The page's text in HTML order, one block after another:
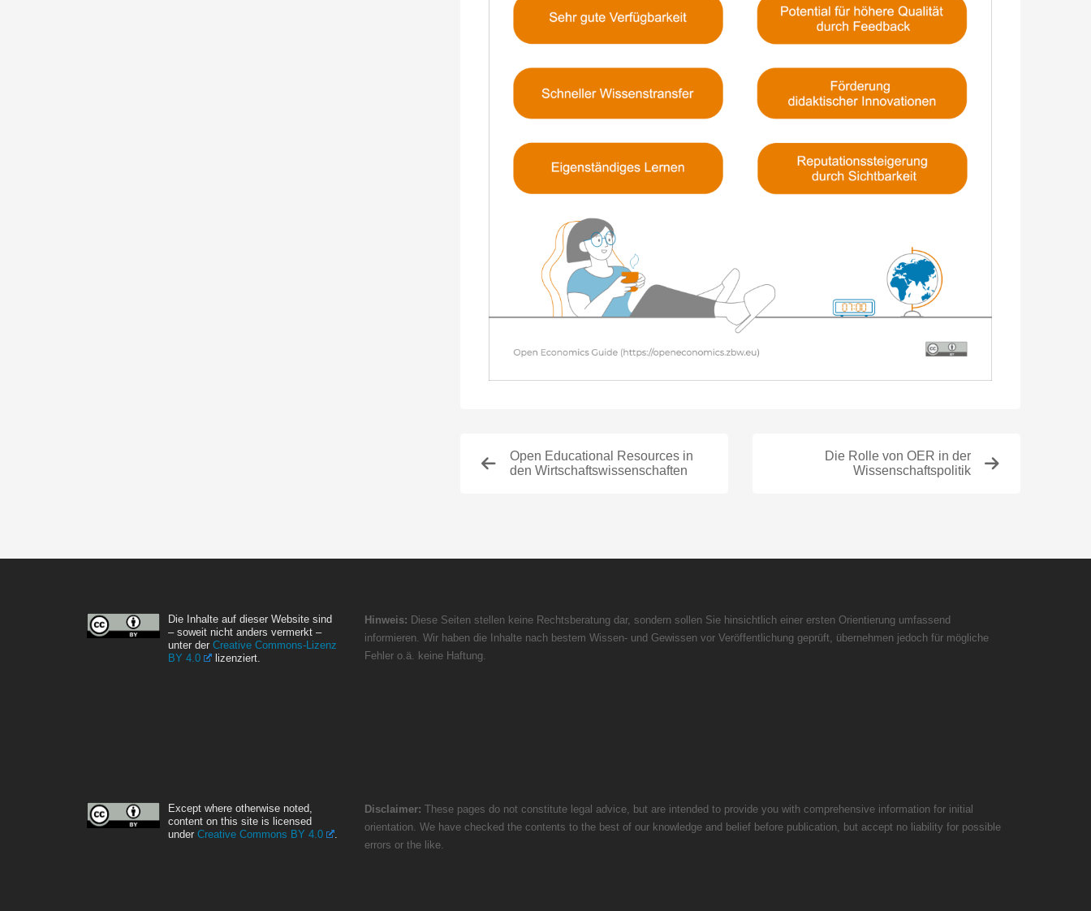
Open Educational Resources in
den Wirtschaftswissenschaften
Die Rolle von OER in der
Wissenschaftspolitik
Die Inhalte auf dieser Website sind
– soweit nicht anders vermerkt –
unter der Creative Commons-Lizenz
BY 4.0
lizenziert.
Hinweis: Diese Seiten stellen keine Rechtsberatung dar, sondern sollen Sie hinsichtlich einer ersten Orientierung umfassend
informieren. Wir haben die Inhalte nach bestem Wissen- und Gewissen vor Veröffentlichung geprüft, übernehmen jedoch für mögliche
Fehler o.ä. keine Haftung.
Except where otherwise noted,
content on this site is licensed
under Creative Commons BY 4.0 .
Disclaimer: These pages do not constitute legal advice, but are intended to provide you with comprehensive information for initial
orientation. We have checked the contents to the best of our knowledge and belief before publication, but accept no liability for possible
errors or the like.